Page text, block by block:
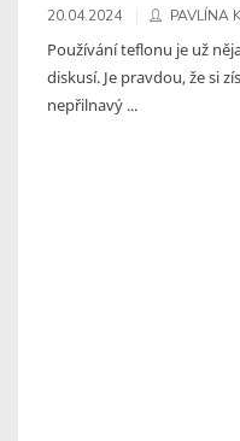
20.04.2024 PAVLÍNA
Používání teflonu je už
diskusí. Je pravdou, že si
nepřilnavý ...